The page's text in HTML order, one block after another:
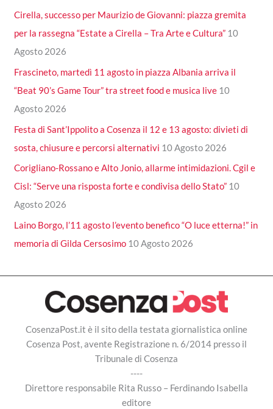
Cirella, successo per Maurizio de Giovanni: piazza gremita
per la rassegna “Estate a Cirella – Tra Arte e Cultura” 10
Agosto 2026
Frascineto, martedì 11 agosto in piazza Albania arriva il
“Beat 90’s Game Tour” tra street food e musica live 10
Agosto 2026
Festa di Sant’Ippolito a Cosenza il 12 e 13 agosto: divieti di
sosta, chiusure e percorsi alternativi 10 Agosto 2026
Corigliano-Rossano e Alto Jonio, allarme intimidazioni. Cgil e
Cisl: “Serve una risposta forte e condivisa dello Stato” 10
Agosto 2026
Laino Borgo, l’11 agosto l’evento benefico “O luce etterna!” in
memoria di Gilda Cersosimo 10 Agosto 2026
CosenzaPost.it è il sito della testata giornalistica online
Cosenza Post, avente Registrazione n. 6/2014 presso il
Tribunale di Cosenza
----
Direttore responsabile Rita Russo – Ferdinando Isabella
editore